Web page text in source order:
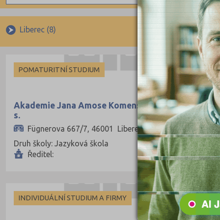
Pro
Němčina
Ruština
Francouzština
Španělština
Japonština
Liberec (8)
POMATURITNÍ STUDIUM
Akademie Jana Amose Komenského Liberec z.
s.
Fügnerova 667/7, 46001 Liberec
Druh školy: Jazyková škola
Ředitel:
INDIVIDUÁLNÍ STUDIUM A FIRMY